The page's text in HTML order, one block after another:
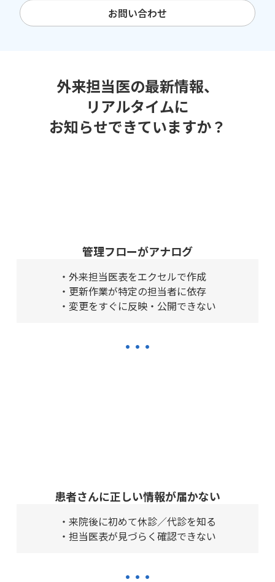
お問い合わせ
外来担当医の最新情報、
リアルタイムに
お知らせできていますか？
管理フローがアナログ
・外来担当医表をエクセルで作成
・更新作業が特定の担当者に依存
・変更をすぐに反映・公開できない
…
患者さんに正しい情報が届かない
・来院後に初めて休診／代診を知る
・担当医表が見づらく確認できない